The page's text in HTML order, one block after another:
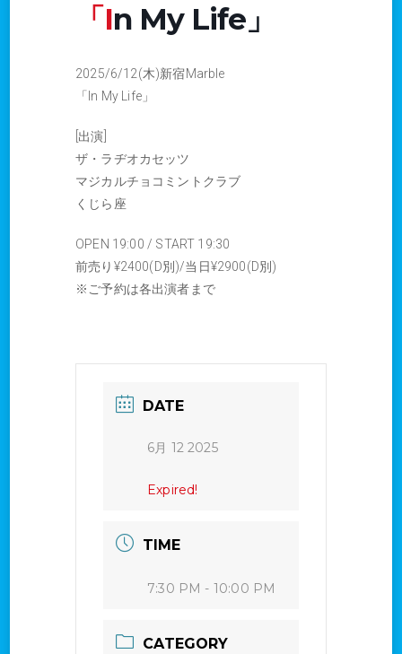
「In My Life」
2025/6/12(木)新宿Marble
「In My Life」
[出演]
ザ・ラヂオカセッツ
マジカルチョコミントクラブ
くじら座
OPEN 19:00 / START 19:30
前売り¥2400(D別)/当日¥2900(D別)
※ご予約は各出演者まで
DATE
6月 12 2025
Expired!
TIME
7:30 PM - 10:00 PM
CATEGORY